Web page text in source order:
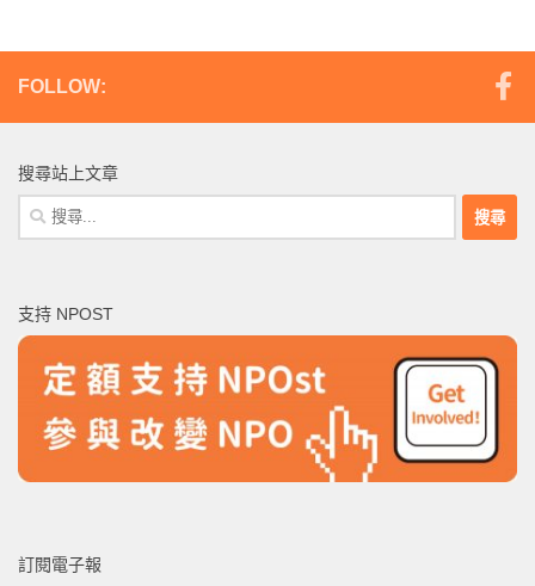
FOLLOW:
搜尋站上文章
搜
尋
字:
支持 NPOST
訂閱電子報